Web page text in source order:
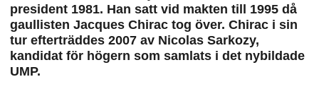
president 1981. Han satt vid makten till 1995 då
gaullisten Jacques Chirac tog över. Chirac i sin
tur efterträddes 2007 av Nicolas Sarkozy,
kandidat för högern som samlats i det nybildade
UMP.